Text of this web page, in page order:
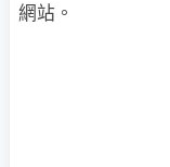
網站。